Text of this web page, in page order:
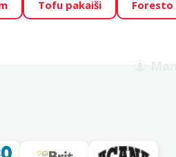
mīluļu TOP barībām! 🍖 →
mīlulis būs 2027. gada
Tofu pakaiši
Foresto